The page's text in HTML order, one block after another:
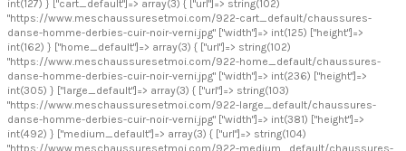
int(127) } ["cart_default"]=> array(3) { ["url"]=> string(102)
"https://www.meschaussuresetmoi.com/922-cart_default/chaussures-
danse-homme-derbies-cuir-noir-verni.jpg" ["width"]=> int(125) ["height"]=>
int(162) } ["home_default"]=> array(3) { ["url"]=> string(102)
"https://www.meschaussuresetmoi.com/922-home_default/chaussures-
danse-homme-derbies-cuir-noir-verni.jpg" ["width"]=> int(236) ["height"]=>
int(305) } ["large_default"]=> array(3) { ["url"]=> string(103)
"https://www.meschaussuresetmoi.com/922-large_default/chaussures-
danse-homme-derbies-cuir-noir-verni.jpg" ["width"]=> int(381) ["height"]=>
int(492) } ["medium_default"]=> array(3) { ["url"]=> string(104)
"https://www.meschaussuresetmoi.com/922-medium_default/chaussures-